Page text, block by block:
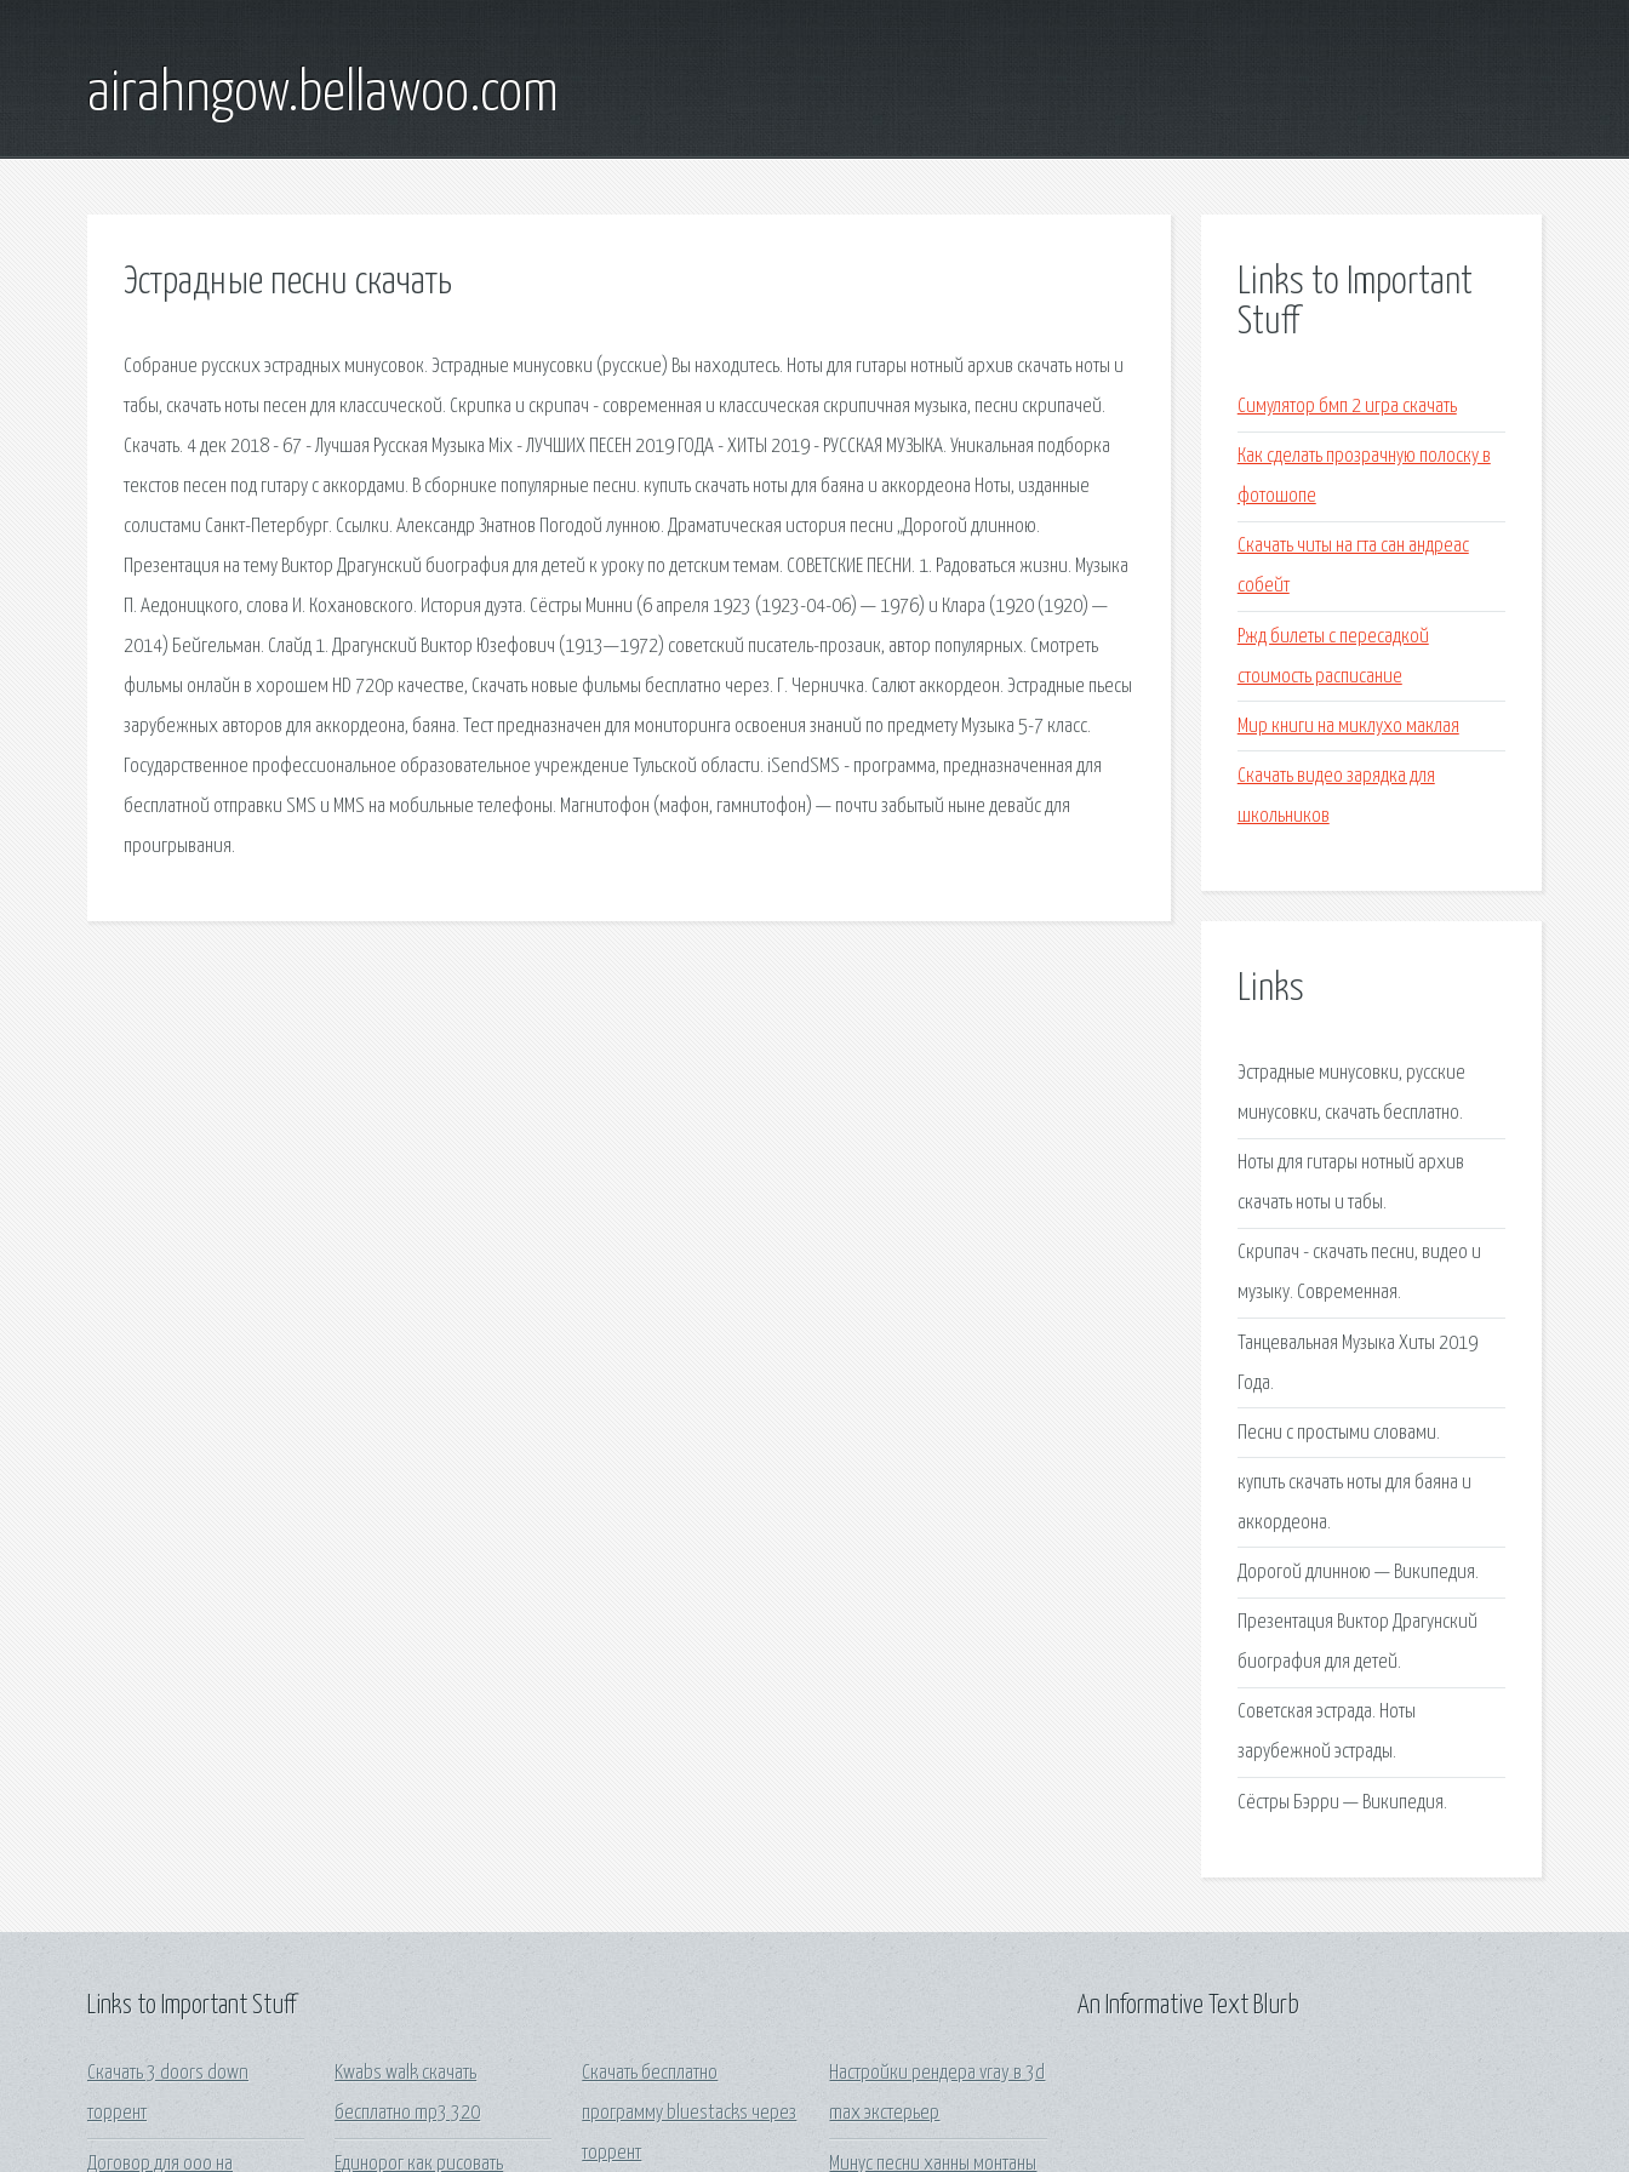
airahngow.bellawoo.com
Эстрадные песни скачать
Собрание русских эстрадных минусовок. Эстрадные минусовки (русские) Вы находитесь. Ноты для гитары нотный архив скачать ноты и
табы, скачать ноты песен для классической. Скрипка и скрипач - современная и классическая скрипичная музыка, песни скрипачей.
Скачать. 4 дек 2018 - 67 - Лучшая Русская Музыка Mix - ЛУЧШИХ ПЕСЕН 2019 ГОДА - ХИТЫ 2019 - РУССКАЯ МУЗЫКА. Уникальная подборка
текстов песен под гитару с аккордами. В сборнике популярные песни. купить скачать ноты для баяна и аккордеона Ноты, изданные
солистами Санкт-Петербург. Ссылки. Александр Знатнов Погодой лунною. Драматическая история песни „Дорогой длинною.
Презентация на тему Виктор Драгунский биография для детей к уроку по детским темам. СОВЕТСКИЕ ПЕСНИ. 1. Радоваться жизни. Музыка
П. Аедоницкого, слова И. Кохановского. История дуэта. Сёстры Минни (6 апреля 1923 (1923-04-06) — 1976) и Клара (1920 (1920) —
2014) Бейгельман. Слайд 1. Драгунский Виктор Юзефович (1913—1972) советский писатель-прозаик, автор популярных. Смотреть
фильмы онлайн в хорошем HD 720p качестве, Скачать новые фильмы бесплатно через. Г. Черничка. Салют аккордеон. Эстрадные пьесы
зарубежных авторов для аккордеона, баяна. Тест предназначен для мониторинга освоения знаний по предмету Музыка 5-7 класс.
Государственное профессиональное образовательное учреждение Тульской области. iSendSMS - программа, предназначенная для
бесплатной отправки SMS и MMS на мобильные телефоны. Магнитофон (мафон, гамнитофон) — почти забытый ныне девайс для
проигрывания.
Links to Important
Stuff
Симулятор бмп 2 игра скачать
Как сделать прозрачную полоску в
фотошопе
Скачать читы на гта сан андреас
собейт
Ржд билеты с пересадкой
стоимость расписание
Мир книги на миклухо маклая
Скачать видео зарядка для
школьников
Links
Эстрадные минусовки, русские
минусовки, скачать бесплатно.
Ноты для гитары нотный архив
скачать ноты и табы.
Скрипач - скачать песни, видео и
музыку. Современная.
Танцевальная Музыка Хиты 2019
Года.
Песни с простыми словами.
купить скачать ноты для баяна и
аккордеона.
Дорогой длинною — Википедия.
Презентация Виктор Драгунский
биография для детей.
Советская эстрада. Ноты
зарубежной эстрады.
Сёстры Бэрри — Википедия.
Links to Important Stuff
Скачать 3 doors down
торрент
Договор для ооо на
Kwabs walk скачать
бесплатно mp3 320
Единорог как рисовать
Скачать бесплатно
программу bluestacks через
торрент
Настройки рендера vray в 3d
max экстерьер
Минус песни ханны монтаны
An Informative Text Blurb